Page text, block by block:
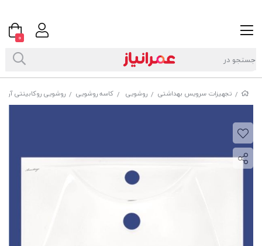
/ تجهیزات سرویس بهداشتی / روشویی / کاسه روشویی / روشویی روکابینتی
0